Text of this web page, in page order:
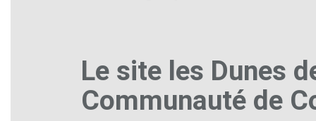
Le site les Dunes
Communauté de